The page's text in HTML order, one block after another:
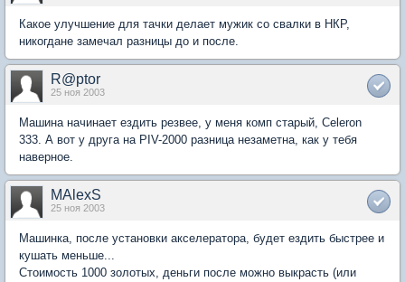
Какое улучшение для тачки делает мужик со свалки в НКР,
никогдане замечал разницы до и после.
R@ptor
25 ноя 2003
Машина начинает ездить резвее, у меня комп старый, Celeron
333. А вот у друга на PIV-2000 разница незаметна, как у тебя
наверное.
MAlexS
25 ноя 2003
Машинка, после установки акселератора, будет ездить быстрее и
кушать меньше...
Стоимость 1000 золотых, деньги после можно выкрасть (или